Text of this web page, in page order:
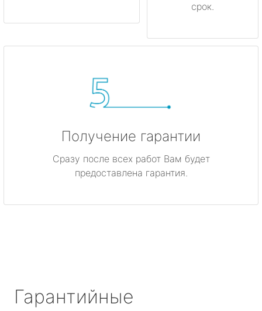
срок.
Получение гарантии
Сразу после всех работ Вам будет
предоставлена гарантия.
Гарантийные